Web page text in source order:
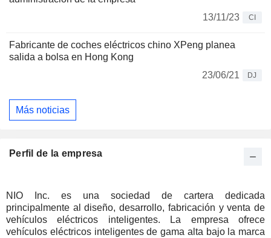
13/11/23
CI
Fabricante de coches eléctricos chino XPeng planea
salida a bolsa en Hong Kong
23/06/21
DJ
Más noticias
Perfil de la empresa
NIO Inc. es una sociedad de cartera dedicada
principalmente al diseño, desarrollo, fabricación y venta de
vehículos eléctricos inteligentes. La empresa ofrece
vehículos eléctricos inteligentes de gama alta bajo la marca